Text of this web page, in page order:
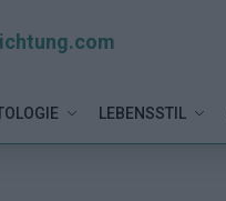
LEBENSSTIL